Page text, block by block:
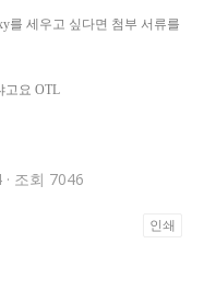
를 세우고 싶다면 첨부 서류를
고요 OTL
· 조회 7046
인쇄